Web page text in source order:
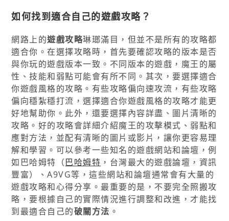
如何找到適合自己的遊戲攻略？
網路上的遊戲攻略琳瑯滿目，但並不是所有的攻略都
適合你。在選擇攻略時，首先要確認攻略的版本是否
與你玩的遊戲版本一致。不同版本的遊戲，魔王的屬
性、技能和弱點可能會有所不同。其次，要選擇適合
你遊戲風格的攻略。有些攻略偏向速攻流，有些攻略
偏向穩紮穩打流，選擇適合你遊戲風格的攻略才能更
好地幫助你。此外，還要選擇內容詳盡、圖片清晰的
攻略。好的攻略會詳細介紹魔王的攻擊模式、弱點和
應對方法，並配有清晰的圖片或影片，讓你更容易理
解和學習。可以參考一些知名的遊戲網站和論壇，例
如巴哈姆特（巴哈姆特 ，台灣最大的遊戲論壇，資訊
豐富）、A9VG等，這些網站和論壇通常會有大量的
遊戲攻略和心得分享。最重要的是，不要完全照搬攻
略，要根據自己的實際情況進行調整和改進，才能找
到最適合自己的破關方法 。